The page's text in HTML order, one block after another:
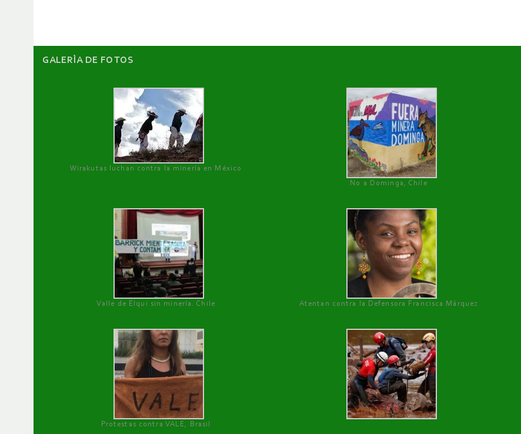
GALERÌA DE FOTOS
Wirakutas luchan contra la minería en México
No a Dominga, Chile
Valle de Elqui sin minería. Chile Atentan contra la Defensora Francisca Márquez
Protestas contra VALE, Brasil